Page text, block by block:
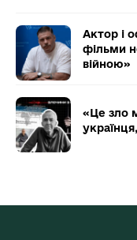
Актор і
фільми
війною»
«Це зло